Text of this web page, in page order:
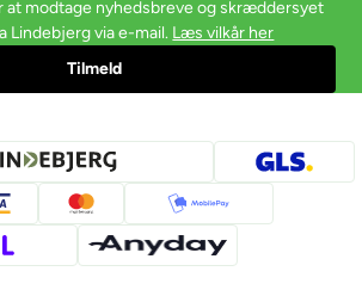
at modtage nyhedsbreve og skræddersyet
Lindebjerg via e-mail. Læs vilkår her